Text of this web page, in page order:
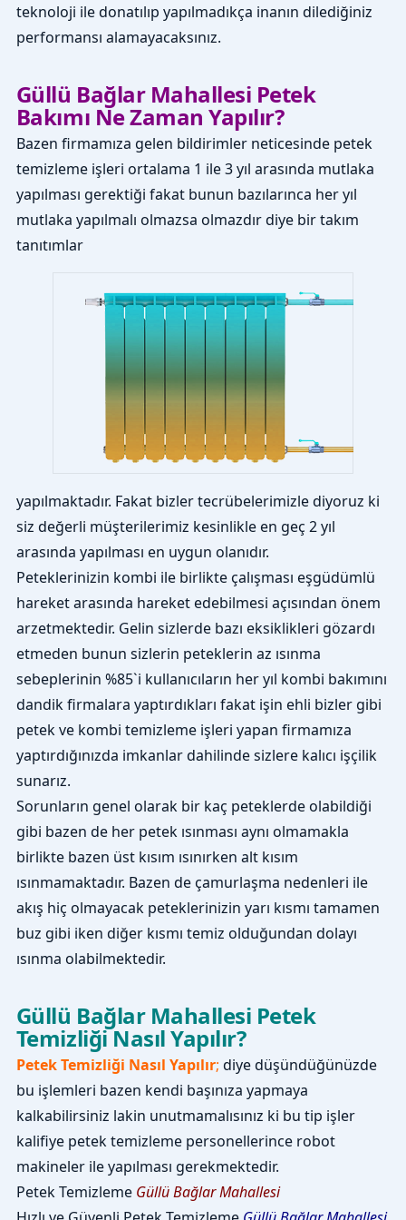
teknoloji ile donatılıp yapılmadıkça inanın dilediğiniz
performansı alamayacaksınız.
Güllü Bağlar Mahallesi Petek
Bakımı Ne Zaman Yapılır?
Bazen firmamıza gelen bildirimler neticesinde petek
temizleme işleri ortalama 1 ile 3 yıl arasında mutlaka
yapılması gerektiği fakat bunun bazılarınca her yıl
mutlaka yapılmalı olmazsa olmazdır diye bir takım
tanıtımlar
yapılmaktadır. Fakat bizler tecrübelerimizle diyoruz ki
siz değerli müşterilerimiz kesinlikle en geç 2 yıl
arasında yapılması en uygun olanıdır.
Peteklerinizin kombi ile birlikte çalışması eşgüdümlü
hareket arasında hareket edebilmesi açısından önem
arzetmektedir. Gelin sizlerde bazı eksiklikleri gözardı
etmeden bunun sizlerin peteklerin az ısınma
sebeplerinin %85`i kullanıcıların her yıl kombi bakımını
dandik firmalara yaptırdıkları fakat işin ehli bizler gibi
petek ve kombi temizleme işleri yapan firmamıza
yaptırdığınızda imkanlar dahilinde sizlere kalıcı işçilik
sunarız.
Sorunların genel olarak bir kaç peteklerde olabildiği
gibi bazen de her petek ısınması aynı olmamakla
birlikte bazen üst kısım ısınırken alt kısım
ısınmamaktadır. Bazen de çamurlaşma nedenleri ile
akış hiç olmayacak peteklerinizin yarı kısmı tamamen
buz gibi iken diğer kısmı temiz olduğundan dolayı
ısınma olabilmektedir.
Güllü Bağlar Mahallesi Petek
Temizliği Nasıl Yapılır?
Petek Temizliği Nasıl Yapılır; diye düşündüğünüzde
bu işlemleri bazen kendi başınıza yapmaya
kalkabilirsiniz lakin unutmamalısınız ki bu tip işler
kalifiye petek temizleme personellerince robot
makineler ile yapılması gerekmektedir.
Petek Temizleme Güllü Bağlar Mahallesi